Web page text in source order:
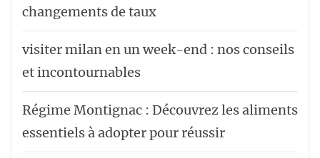
changements de taux
visiter milan en un week-end : nos conseils
et incontournables
Régime Montignac : Découvrez les aliments
essentiels à adopter pour réussir